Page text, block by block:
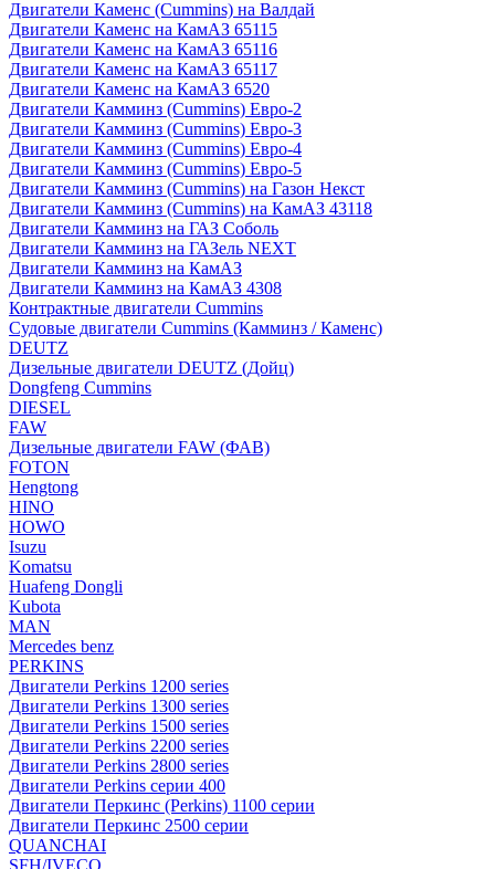
Двигатели Каменс (Cummins) на Валдай
Двигатели Каменс на КамАЗ 65115
Двигатели Каменс на КамАЗ 65116
Двигатели Каменс на КамАЗ 65117
Двигатели Каменс на КамАЗ 6520
Двигатели Камминз (Cummins) Евро-2
Двигатели Камминз (Cummins) Евро-3
Двигатели Камминз (Cummins) Евро-4
Двигатели Камминз (Cummins) Евро-5
Двигатели Камминз (Cummins) на Газон Некст
Двигатели Камминз (Cummins) на КамАЗ 43118
Двигатели Камминз на ГАЗ Соболь
Двигатели Камминз на ГАЗель NEXT
Двигатели Камминз на КамАЗ
Двигатели Камминз на КамАЗ 4308
Контрактные двигатели Cummins
Судовые двигатели Cummins (Камминз / Каменс)
DEUTZ
Дизельные двигатели DEUTZ (Дойц)
Dongfeng Cummins
DIESEL
FAW
Дизельные двигатели FAW (ФАВ)
FOTON
Hengtong
HINO
HOWO
Isuzu
Komatsu
Huafeng Dongli
Kubota
MAN
Mercedes benz
PERKINS
Двигатели Perkins 1200 series
Двигатели Perkins 1300 series
Двигатели Perkins 1500 series
Двигатели Perkins 2200 series
Двигатели Perkins 2800 series
Двигатели Perkins серии 400
Двигатели Перкинс (Perkins) 1100 серии
Двигатели Перкинс 2500 серии
QUANCHAI
SFH/IVECO